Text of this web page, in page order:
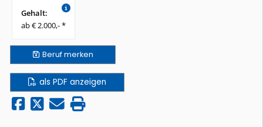
Gehalt:
ab € 2.000,- *
Berufmerken
als PDF anzeigen